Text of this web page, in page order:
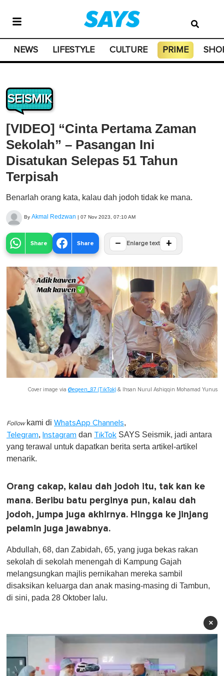
NEWS LIFESTYLE CULTURE PRIME
SEISMIK
[VIDEO] “Cinta Pertama Zaman
Sekolah” – Pasangan Ini
Disatukan Selepas 51 Tahun
Terpisah
Benarlah orang kata, kalau dah jodoh tidak ke mana.
By Akmal Redzwan | 07 Nov 2023, 07:10 AM
Share Share − Enlarge text +
Cover image via @eqeen_87 (TikTok) & Ihsan Nurul Ashiqqin Mohamad Yunus
Follow kami di WhatsApp Channels,
Telegram, Instagram dan TikTok SAYS Seismik, jadi antara
yang terawal untuk dapatkan berita serta artikel-artikel
menarik.
Orang cakap, kalau dah jodoh itu, tak kan ke
mana. Beribu batu perginya pun, kalau dah
jodoh, jumpa juga akhirnya. Hingga ke jinjang
pelamin juga jawabnya.
Abdullah, 68, dan Zabidah, 65, yang juga bekas rakan
sekolah di sekolah menengah di Kampung Gajah
melangsungkan majlis pernikahan mereka sambil
disaksikan keluarga dan anak masing-masing di Tambun,
di sini, pada 28 Oktober lalu.
×